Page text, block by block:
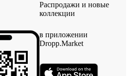
Распродажи и новые
коллекции
в приложении
Dropp.Market